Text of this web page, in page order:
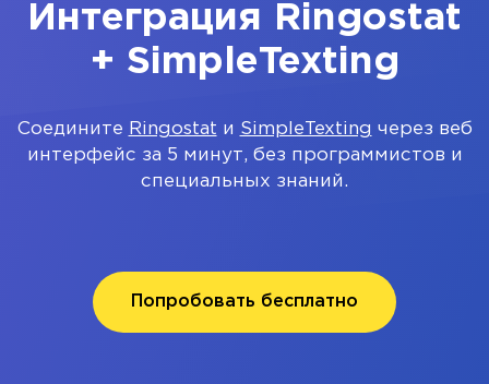
Интеграция Ringostat
+ SimpleTexting
Соедините Ringostat и SimpleTexting через веб
интерфейс за 5 минут, без программистов и
специальных знаний.
Попробовать бесплатно